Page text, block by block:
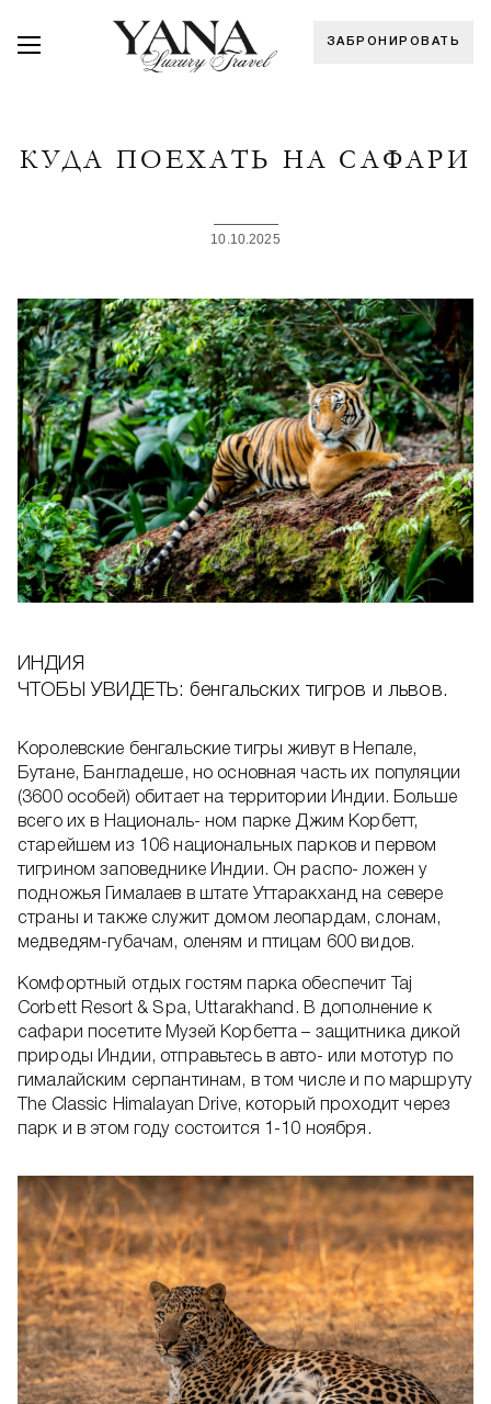
ЗАБРОНИРОВАТЬ
КУДА ПОЕХАТЬ НА САФАРИ
10.10.2025
ИНДИЯ
ЧТОБЫ УВИДЕТЬ: бенгальских тигров и львов.
Королевские бенгальские тигры живут в Непале,
Бутане, Бангладеше, но основная часть их популяции
(3600 особей) обитает на территории Индии. Больше
всего их в Националь- ном парке Джим Корбетт,
старейшем из 106 национальных парков и первом
тигрином заповеднике Индии. Он распо- ложен у
подножья Гималаев в штате Уттаракханд на севере
страны и также служит домом леопардам, слонам,
медведям-губачам, оленям и птицам 600 видов.
Комфортный отдых гостям парка обеспечит Taj
Corbett Resort & Spa, Uttarakhand. В дополнение к
сафари посетите Музей Корбетта – защитника дикой
природы Индии, отправьтесь в авто- или мототур по
гималайским серпантинам, в том числе и по маршруту
The Classic Himalayan Drive, который проходит через
парк и в этом году состоится 1-10 ноября.